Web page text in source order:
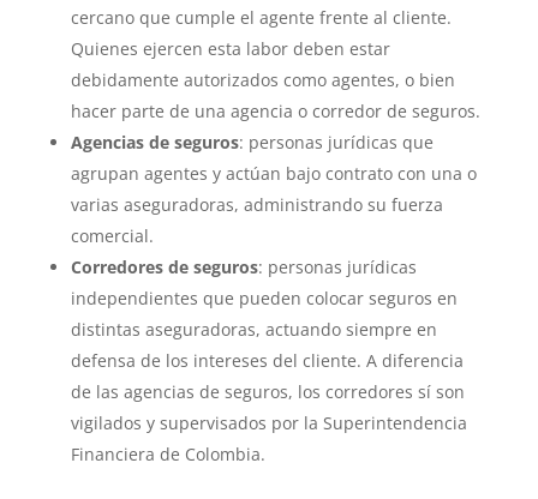
cercano que cumple el agente frente al cliente.
Quienes ejercen esta labor deben estar
debidamente autorizados como agentes, o bien
hacer parte de una agencia o corredor de seguros.
Agencias de seguros: personas jurídicas que
agrupan agentes y actúan bajo contrato con una o
varias aseguradoras, administrando su fuerza
comercial.
Corredores de seguros: personas jurídicas
independientes que pueden colocar seguros en
distintas aseguradoras, actuando siempre en
defensa de los intereses del cliente. A diferencia
de las agencias de seguros, los corredores sí son
vigilados y supervisados por la Superintendencia
Financiera de Colombia.